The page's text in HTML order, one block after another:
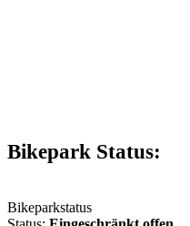
Bikepark Status:
Bikeparkstatus